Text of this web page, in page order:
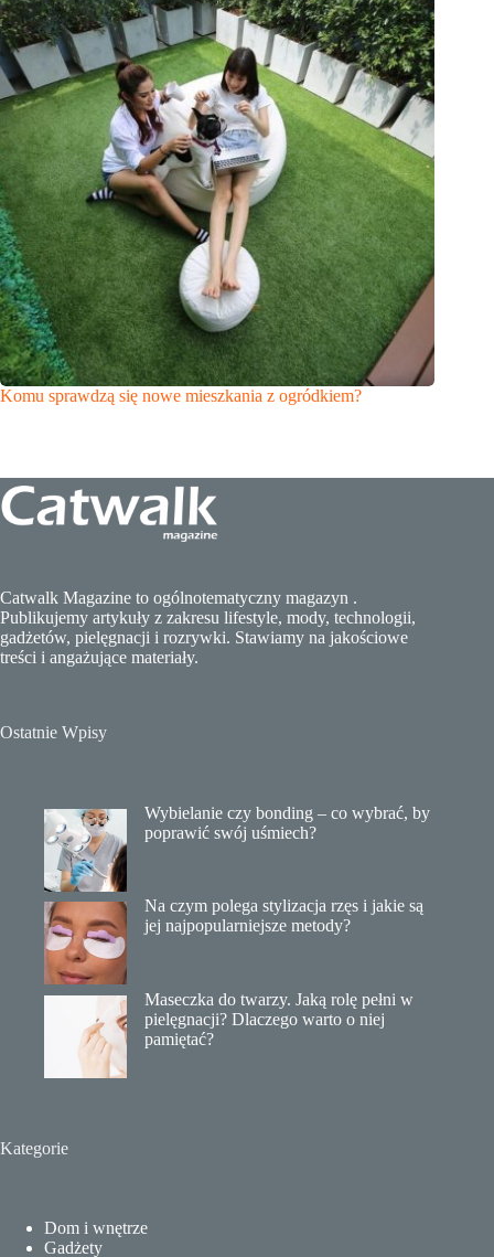
Komu sprawdzą się nowe mieszkania z ogródkiem?
Catwalk Magazine to ogólnotematyczny magazyn .
Publikujemy artykuły z zakresu lifestyle, mody, technologii,
gadżetów, pielęgnacji i rozrywki. Stawiamy na jakościowe
treści i angażujące materiały.
Ostatnie Wpisy
Wybielanie czy bonding – co wybrać, by
poprawić swój uśmiech?
Na czym polega stylizacja rzęs i jakie są
jej najpopularniejsze metody?
Maseczka do twarzy. Jaką rolę pełni w
pielęgnacji? Dlaczego warto o niej
pamiętać?
Kategorie
Dom i wnętrze
Gadżety